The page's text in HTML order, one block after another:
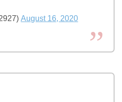
August 16, 2020